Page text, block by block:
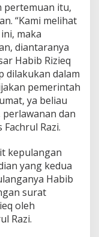
pertemuan itu,
“Kami melihat
maka
diantaranya
Habib Rizieq
dilakukan dalam
pemerintah
ya beliau
dan
Razi.
kepulangan
yang kedua
Habib
surat
oleh
Razi.